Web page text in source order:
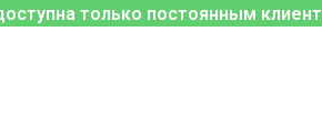
только постоянным